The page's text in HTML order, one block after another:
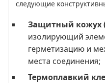
следующие
Защитный кожух
изолирующий
герметизацию и
места соединения;
Термоплавкий